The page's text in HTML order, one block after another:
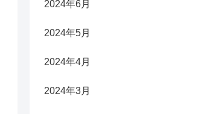
2024年6月
2024年5月
2024年4月
2024年3月